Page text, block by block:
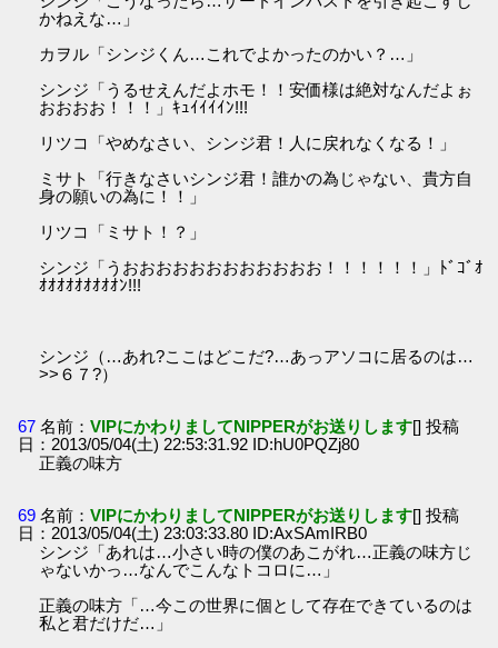
かねえな…」
カヲル「シンジくん…これでよかったのかい？…」
シンジ「うるせえんだよホモ！！安価様は絶対なんだよぉ
おおおお！！！」ｷｭｲｲｲｲﾝ!!!
リツコ「やめなさい、シンジ君！人に戻れなくなる！」
ミサト「行きなさいシンジ君！誰かの為じゃない、貴方自
身の願いの為に！！」
リツコ「ミサト！？」
シンジ「うおおおおおおおおおおおお！！！！！！」ﾄﾞｺﾞｵ
ｵｵｵｵｵｵｵｵｵﾝ!!!
シンジ（…あれ?ここはどこだ?…あっアソコに居るのは…
>>６７?）
67 名前：VIPにかわりましてNIPPERがお送りします[] 投稿
日：2013/05/04(土) 22:53:31.92 ID:hU0PQZj80
正義の味方
69 名前：VIPにかわりましてNIPPERがお送りします[] 投稿
日：2013/05/04(土) 23:03:33.80 ID:AxSAmIRB0
シンジ「あれは…小さい時の僕のあこがれ…正義の味方じ
ゃないかっ…なんでこんなトコロに…」
正義の味方「…今この世界に個として存在できているのは
私と君だけだ…」